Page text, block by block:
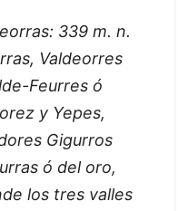
339 m. n.
Valdeorres
Feurres ó
y Yepes,
Gigurros
ó del oro,
los tres valles